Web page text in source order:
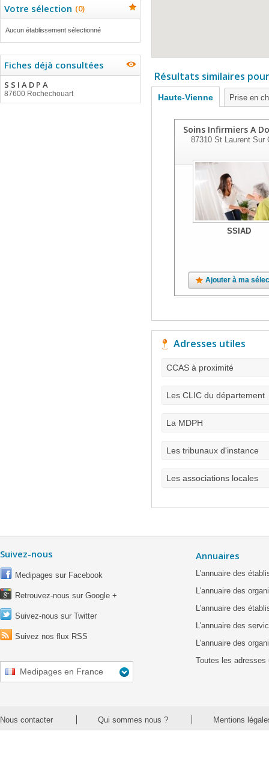
Votre sélection (0)
Aucun établissement sélectionné
Fiches déjà consultées
S S I A D P A
87600 Rochechouart
Résultats similaires
Haute-Vienne Prise en
Soins Infirmiers A
87310 St Laurent Sur
SSIAD
Ajouter à ma
Adresses utiles
CCAS à proximité
Les CLIC du département
La MDPH
Les tribunaux d'instance
Les associations locales
Suivez-nous
Medipages sur Facebook
Retrouvez-nous sur Google +
Suivez-nous sur Twitter
Suivez nos flux RSS
Medipages en France
Annuaires
L'annuaire des
L'annuaire des
L'annuaire des
L'annuaire des
L'annuaire des
Toutes les adresses
Nous contacter Qui sommes nous ? Mentions